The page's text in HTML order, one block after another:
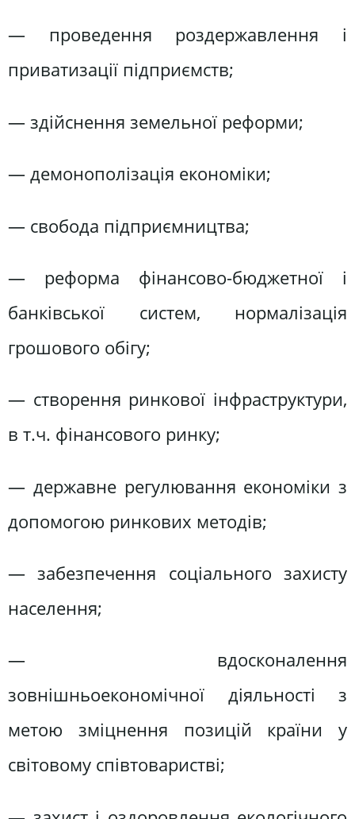
— проведення роздержавлення і
приватизації підприємств;
— здійснення земельної реформи;
— демонополізація економіки;
— свобода підприємництва;
— реформа фінансово-бюджетної і
банківської систем, нормалізація
грошового обігу;
— створення ринкової інфраструктури,
в т.ч. фінансового ринку;
— державне регулювання економіки з
допомогою ринкових методів;
— забезпечення соціального захисту
населення;
— вдосконалення
зовнішньоекономічної діяльності з
метою зміцнення позицій країни у
світовому співтоваристві;